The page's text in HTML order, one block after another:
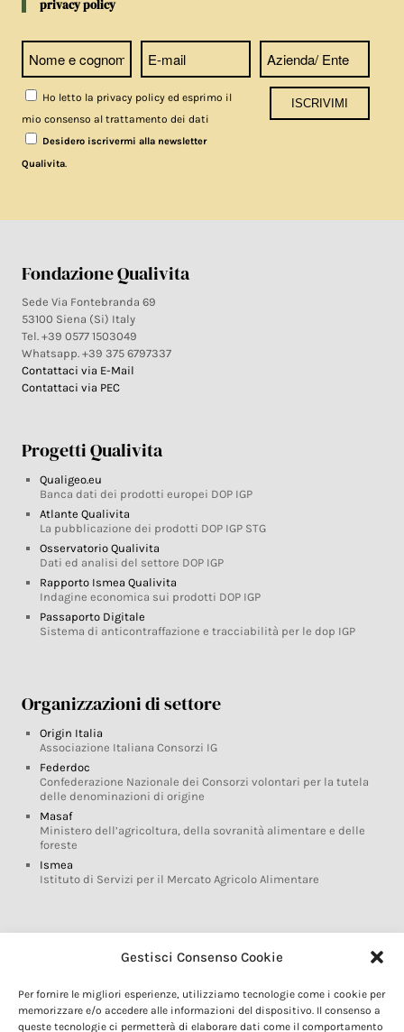
Gestisci Consenso Cookie
Per fornire le migliori esperienze, utilizziamo tecnologie come i cookie per
memorizzare e/o accedere alle informazioni del dispositivo. Il consenso a
queste tecnologie ci permetterà di elaborare dati come il comportamento
privacy policy
Ho letto la privacy policy ed esprimo il
mio consenso al trattamento dei dati
Desidero iscrivermi alla newsletter
Qualivita.
Fondazione Qualivita
Sede Via Fontebranda 69
53100 Siena (Si) Italy
Tel. +39 0577 1503049
Whatsapp. +39 375 6797337
Contattaci via E-Mail
Contattaci via PEC
Progetti Qualivita
Qualigeo.eu
Banca dati dei prodotti europei DOP IGP
Atlante Qualivita
La pubblicazione dei prodotti DOP IGP STG
Osservatorio Qualivita
Dati ed analisi del settore DOP IGP
Rapporto Ismea Qualivita
Indagine economica sui prodotti DOP IGP
Passaporto Digitale
Sistema di anticontraffazione e tracciabilità per le dop IGP
Organizzazioni di settore
Origin Italia
Associazione Italiana Consorzi IG
Federdoc
Confederazione Nazionale dei Consorzi volontari per la tutela
delle denominazioni di origine
Masaf
Ministero dell’agricoltura, della sovranità alimentare e delle
foreste
Ismea
Istituto di Servizi per il Mercato Agricolo Alimentare
Glossario DOP IGP
Marchi DOP IGP
Normativa prodotti DOP IGP